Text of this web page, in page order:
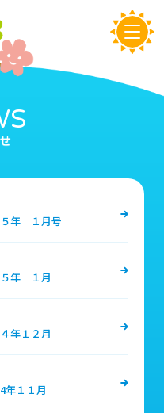
年 １月号
年 １月
年１２月
１１月